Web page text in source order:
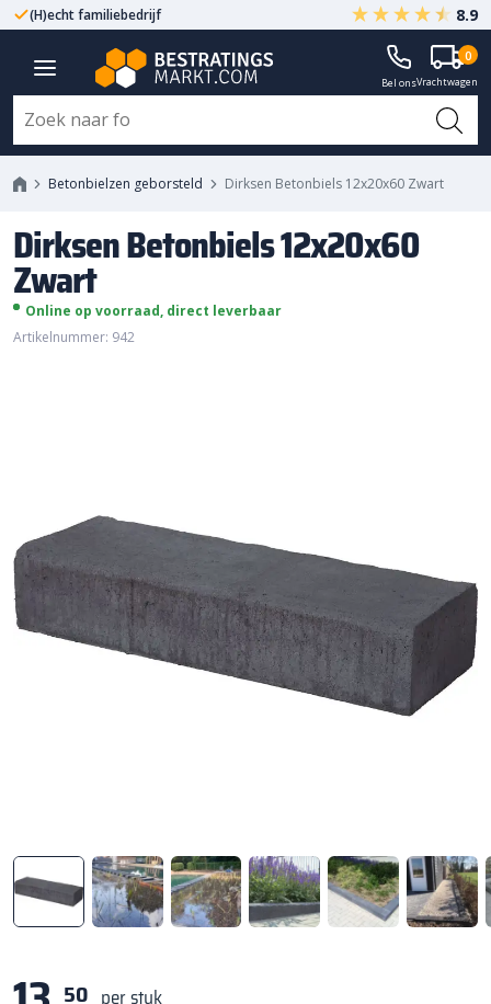
(H)echt familiebedrijf Gegarandeerd A-kwaliteit
8.9
Bel onsVrachtwagen
0
Betonbielzen geborsteld Dirksen Betonbiels 12x20x60 Zwart
Dirksen Betonbiels 12x20x60
Zwart
Online op voorraad, direct leverbaar
Artikelnummer: 942
50 per stuk
Dirksen Betonbiels 12x20x60
Zwart